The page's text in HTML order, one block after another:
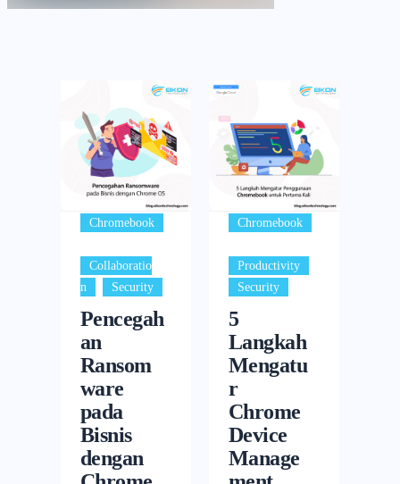
Chromebook
Collaboratio
n
Security
Pencegah
an
Ransom
ware
pada
Bisnis
dengan
Chromebook
Productivity
Security
5
Langkah
Mengatu
r
Chrome
Device
Manage